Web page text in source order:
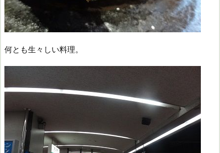
何とも生々しい料理。